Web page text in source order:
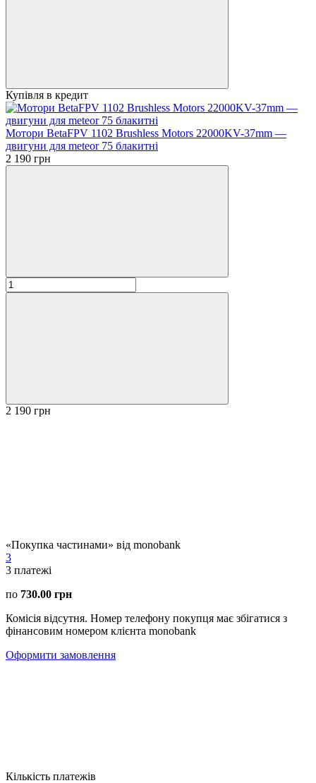
Купівля в кредит
Мотори BetaFPV 1102 Brushless Motors 22000KV-37mm —
двигуни для meteor 75 блакитні
2 190 грн
2 190 грн
«Покупка частинами» від monobank
3
3 платежі
по 730.00 грн
Комісія відсутня. Номер телефону покупця має збігатися з
фінансовим номером клієнта monobank
Оформити замовлення
Кількість платежів